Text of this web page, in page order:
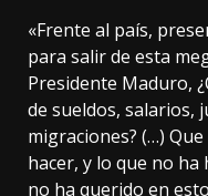
«Frente al país,
para salir de esta
Presidente Maduro,
de sueldos, salarios,
migraciones? (…)
hacer, y lo que no
no ha querido en